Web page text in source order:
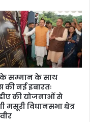
के सम्मान के साथ
की नई इबारतः
की योजनाओं से
मसूरी विधानसभा क्षेत्र